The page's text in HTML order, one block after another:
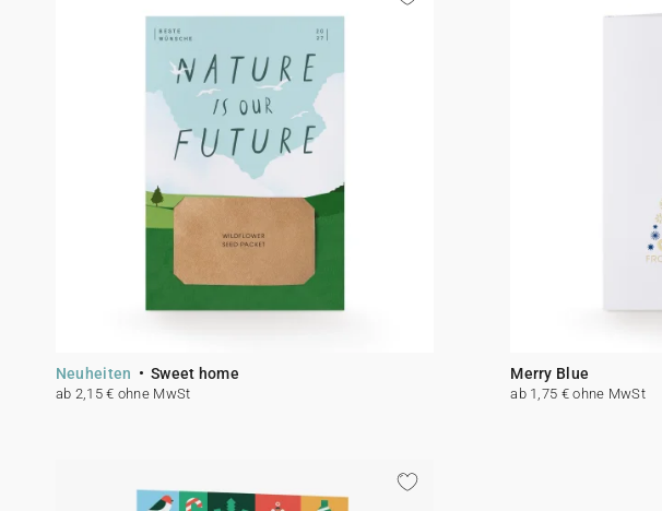
Neuheiten Sweet home
ab 2,15 € ohne MwSt
Merry Blue
ab 1,75 € ohne MwSt